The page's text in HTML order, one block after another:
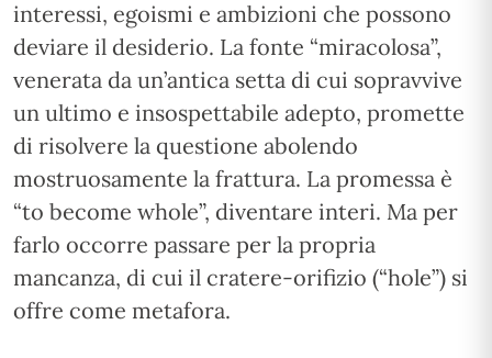
interessi, egoismi e ambizioni che possono
deviare il desiderio. La fonte “miracolosa”,
venerata da un’antica setta di cui sopravvive
un ultimo e insospettabile adepto, promette
di risolvere la questione abolendo
mostruosamente la frattura. La promessa è
“to become whole”, diventare interi. Ma per
farlo occorre passare per la propria
mancanza, di cui il cratere-orifizio (“hole”) si
offre come metafora.